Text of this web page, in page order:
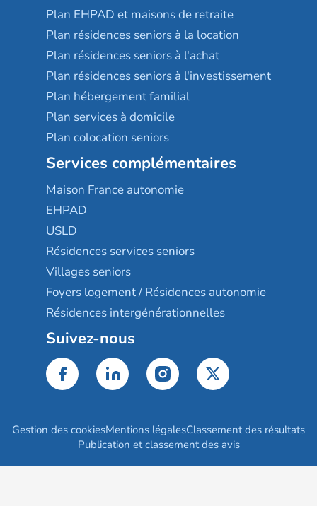
Plan EHPAD et maisons de retraite
Plan résidences seniors à la location
Plan résidences seniors à l'achat
Plan résidences seniors à l'investissement
Plan hébergement familial
Plan services à domicile
Plan colocation seniors
Services complémentaires
Maison France autonomie
EHPAD
USLD
Résidences services seniors
Villages seniors
Foyers logement / Résidences autonomie
Résidences intergénérationnelles
Suivez-nous
Gestion des cookiesMentions légalesClassement des résultats
Publication et classement des avis